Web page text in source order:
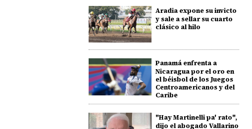
Aradia expone su invicto
y sale a sellar su cuarto
clásico al hilo
Panamá enfrenta a
Nicaragua por el oro en
el béisbol de los Juegos
Centroamericanos y del
Caribe
"Hay Martinelli pa' rato",
dijo el abogado Vallarino